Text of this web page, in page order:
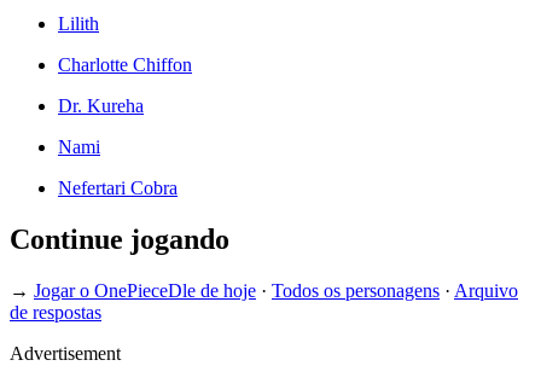
Lilith
Charlotte Chiffon
Dr. Kureha
Nami
Nefertari Cobra
Continue jogando
→ Jogar o OnePieceDle de hoje · Todos os personagens · Arquivo
de respostas
Advertisement